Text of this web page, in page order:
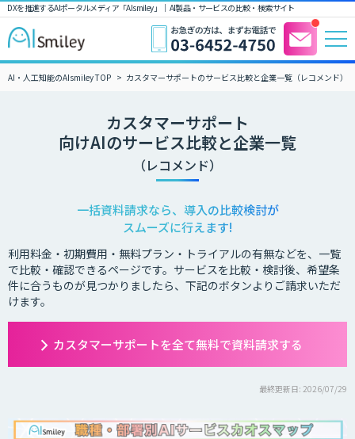
DXを推進するAIポータルメディア「AIsmiley」｜ AI製品・サービスの比較・検索サイト
AI・人工知能のAIsmiley TOP カスタマーサポートのサービス比較と企業一覧（レコメンド）
カスタマーサポート
向けAIのサービス比較と企業一覧
（レコメンド）
一括資料請求なら、導入の比較検討が
スムーズに行えます!
利用料金・初期費用・無料プラン・トライアルの有無などを、一覧
で比較・確認できるページです。サービスを比較・検討後、希望条
件に合うものが見つかりましたら、下記のボタンよりご請求いただ
けます。
カスタマーサポートを全て無料で資料請求する
最終更新日: 2026/07/29